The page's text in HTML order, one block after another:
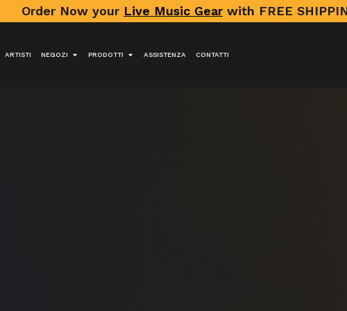
Order Now your Live Music Gear with FREE
ARTISTI NEGOZI PRODOTTI ASSISTENZA CONTATTI